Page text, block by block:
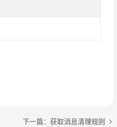
下一篇：获取消息清理规则